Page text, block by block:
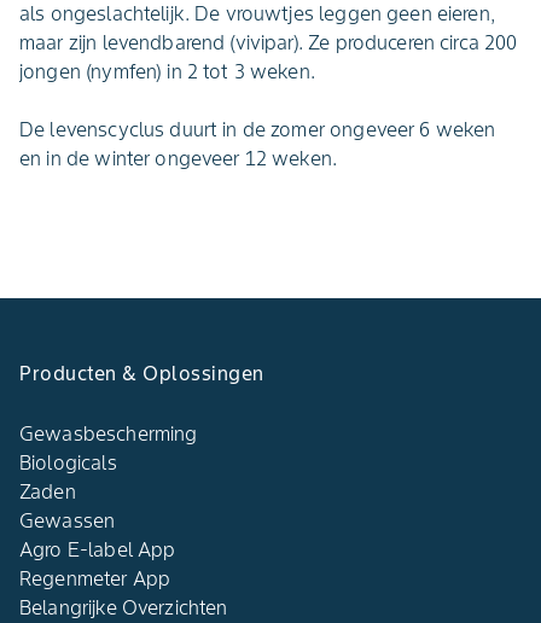
als ongeslachtelijk. De vrouwtjes leggen geen eieren,
maar zijn levendbarend (vivipar). Ze produceren circa 200
jongen (nymfen) in 2 tot 3 weken.
De levenscyclus duurt in de zomer ongeveer 6 weken
en in de winter ongeveer 12 weken.
Producten & Oplossingen
Gewasbescherming
Biologicals
Zaden
Gewassen
Agro E-label App
Regenmeter App
Belangrijke Overzichten